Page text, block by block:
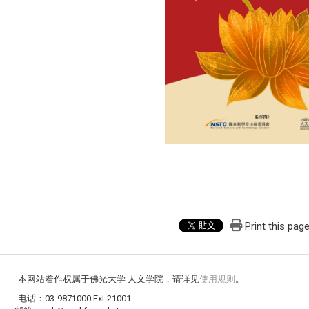
Print this page
本网站着作权属于佛光大学 人文学院，请详见使用规则 。
电话：03-9871000 Ext.21001